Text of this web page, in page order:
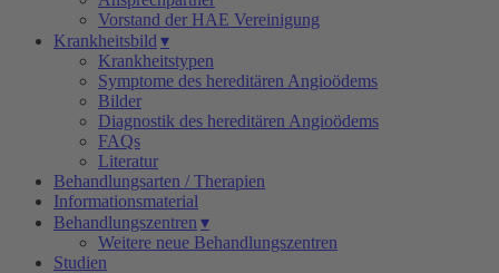
Vorstand der HAE Vereinigung
Krankheitsbild ▾
Krankheitstypen
Symptome des hereditären Angioödems
Bilder
Diagnostik des hereditären Angioödems
FAQs
Literatur
Behandlungsarten / Therapien
Informationsmaterial
Behandlungszentren ▾
Weitere neue Behandlungszentren
Studien